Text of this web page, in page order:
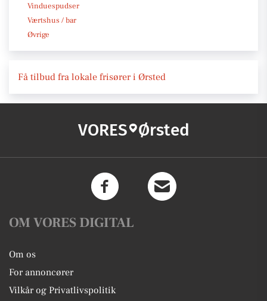
Vinduespudser
Værtshus / bar
Øvrige
Få tilbud fra lokale frisører i Ørsted
VORES Ørsted
OM VORES DIGITAL
Om os
For annoncører
Vilkår og Privatlivspolitik